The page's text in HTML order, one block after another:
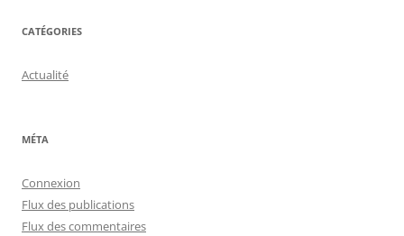
CATÉGORIES
Actualité
MÉTA
Connexion
Flux des publications
Flux des commentaires